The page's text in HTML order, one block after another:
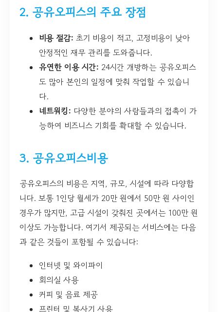
2. 공유오피스의 주요 장점
비용 절감: 초기 비용이 적고, 고정비용이 낮아
안정적인 재무 관리를 도와줍니다.
유연한 이용 시간: 24시간 개방하는 공유오피스
도 많아 본인의 일정에 맞춰 작업할 수 있습니
다.
네트워킹: 다양한 분야의 사람들과의 접촉이 가
능하여 비즈니스 기회를 확대할 수 있습니다.
3. 공유오피스비용
공유오피스의 비용은 지역, 규모, 시설에 따라 다양합
니다. 보통 1인당 월세가 20만 원에서 50만 원 사이인
경우가 많지만, 고급 시설이 갖춰진 곳에서는 100만 원
이상도 가능합니다. 여기서 제공되는 서비스에는 다음
과 같은 것들이 포함될 수 있습니다:
인터넷 및 와이파이
회의실 사용
커피 및 음료 제공
프린터 및 복사기 사용